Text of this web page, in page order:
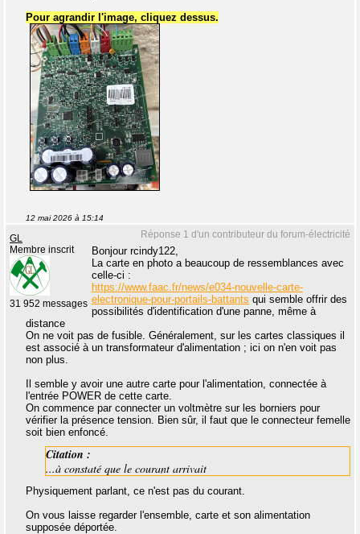
Pour agrandir l'image, cliquez dessus.
12 mai 2026 à 15:14
Réponse 1 d'un contributeur du forum-électricité
GL
Membre inscrit
31 952 messages
Bonjour rcindy122,
La carte en photo a beaucoup de ressemblances avec
celle-ci :
https://www.faac.fr/news/e034-nouvelle-carte-
electronique-pour-portails-battants qui semble offrir des
possibilités d'identification d'une panne, même à
distance
On ne voit pas de fusible. Généralement, sur les cartes classiques il
est associé à un transformateur d'alimentation ; ici on n'en voit pas
non plus.
Il semble y avoir une autre carte pour l'alimentation, connectée à
l'entrée POWER de cette carte.
On commence par connecter un voltmètre sur les borniers pour
vérifier la présence tension. Bien sûr, il faut que le connecteur femelle
soit bien enfoncé.
Citation :
...à constaté que le courant arrivait
Physiquement parlant, ce n'est pas du courant.
On vous laisse regarder l'ensemble, carte et son alimentation
supposée déportée.